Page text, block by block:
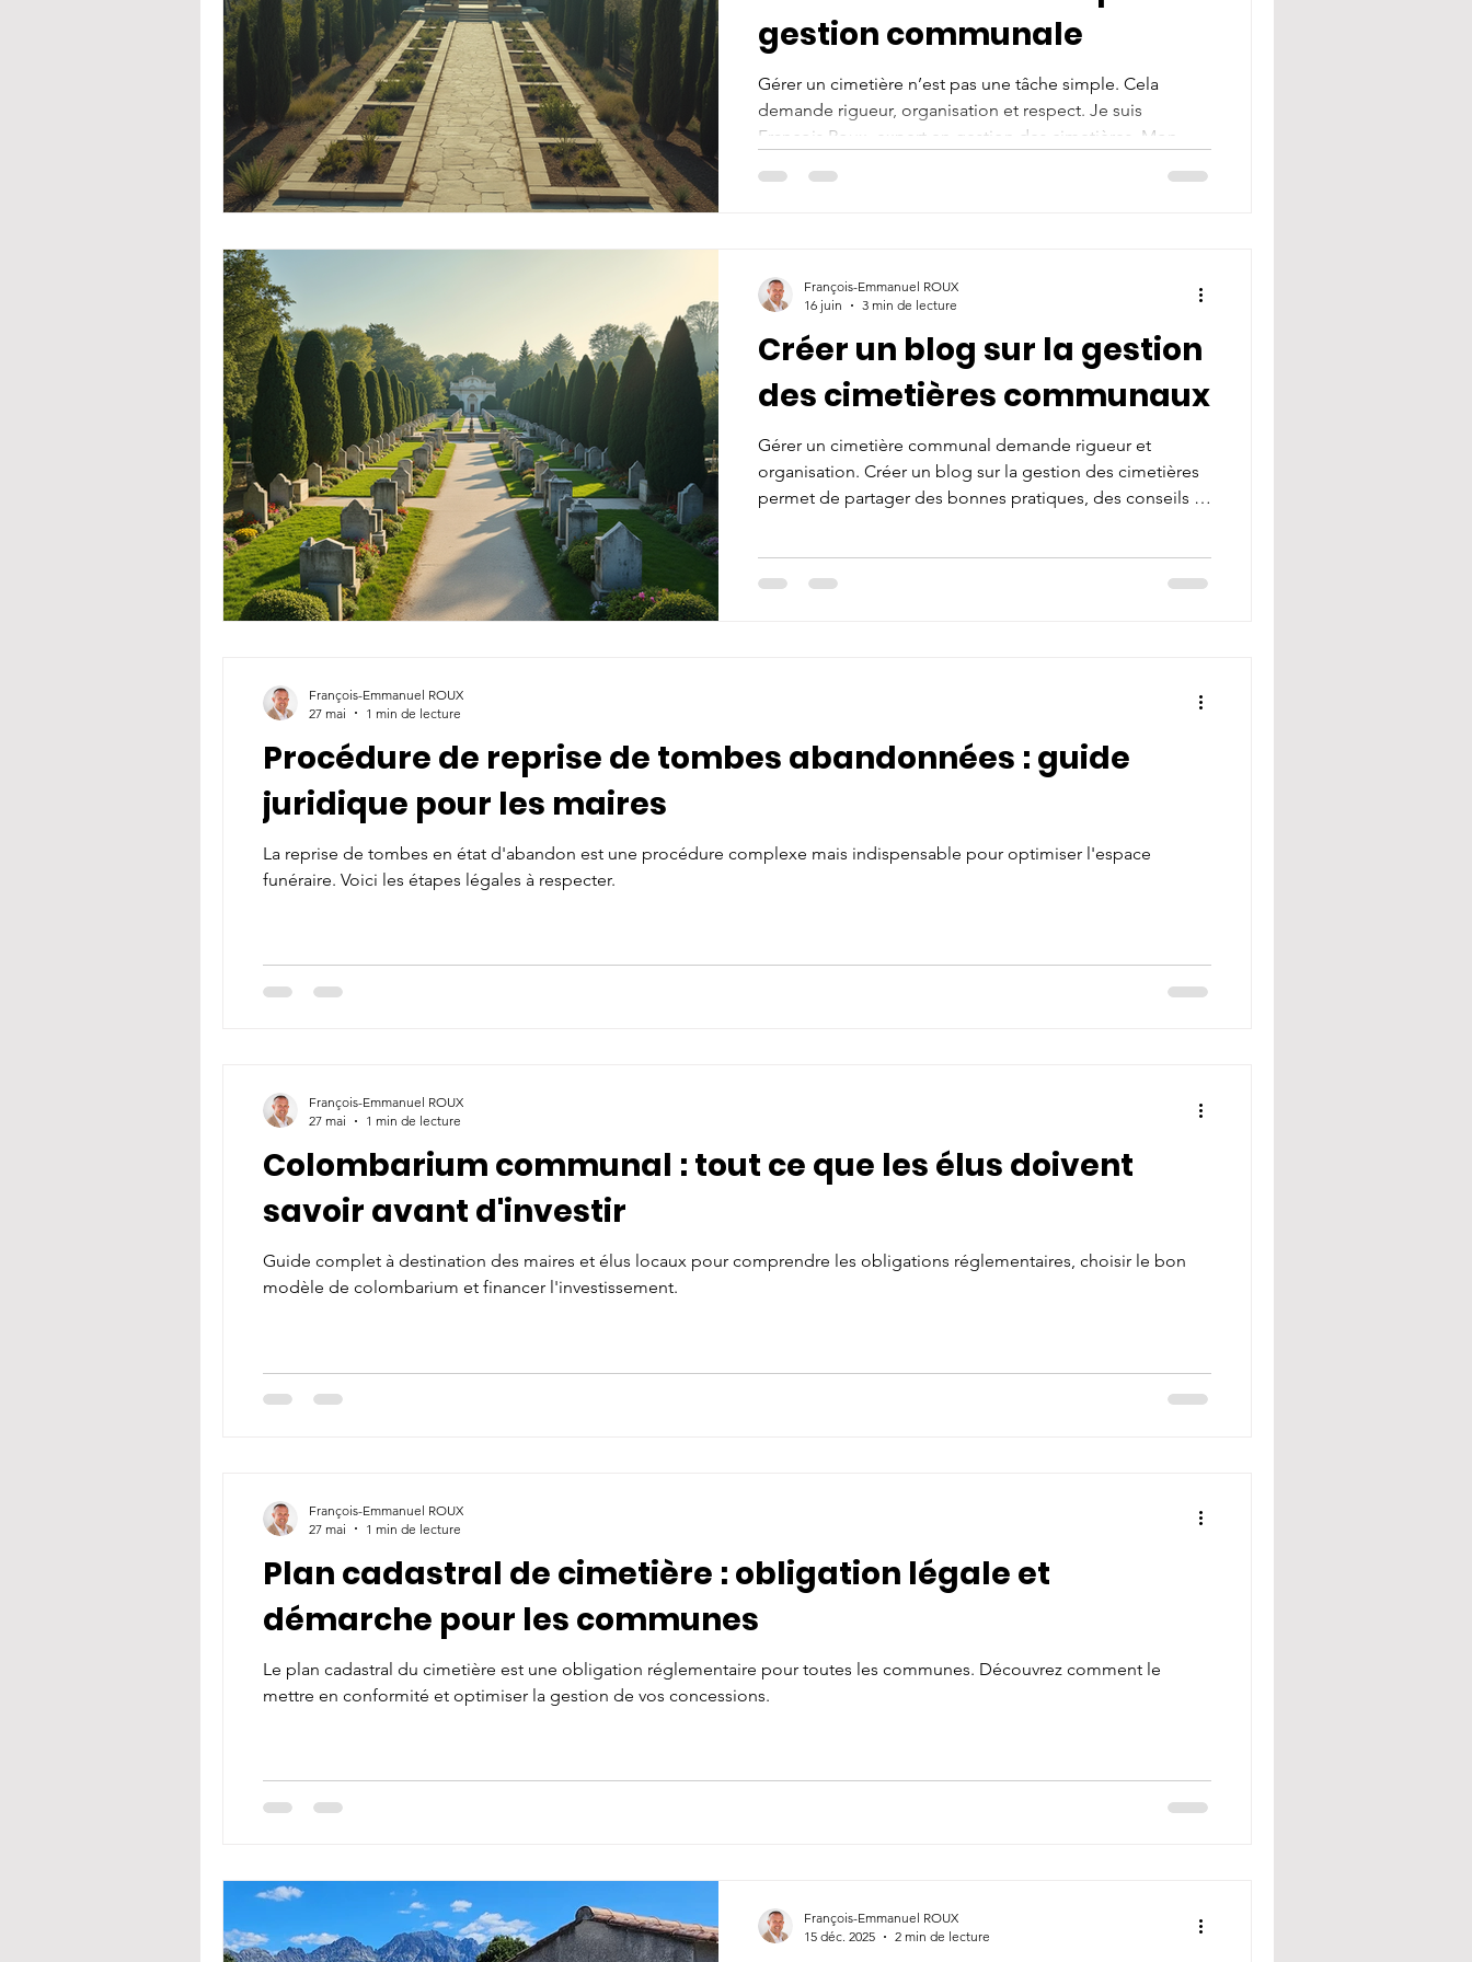
gestion communale
Gérer un cimetière n’est pas une tâche simple. Cela
demande rigueur, organisation et respect. Je suis
François Roux, expert en gestion des cimetières. Mon
optimiser la gestion de leurs espaces funéraires. Je vous
répondre à des exigences nouvelles : respect
Créer un blog sur la gestion
des cimetières communaux
Gérer un cimetière communal demande rigueur et
organisation. Créer un blog sur la gestion des cimetières
permet de partager des bonnes pratiques, des conseils et
gestionnaires. Il facilite la communication, la formation et
François-Emmanuel ROUX
16 juin
3 min de lecture
Procédure de reprise de tombes abandonnées : guide
juridique pour les maires
La reprise de tombes en état d'abandon est une procédure complexe mais indispensable pour optimiser l'espace
funéraire. Voici les étapes légales à respecter.
François-Emmanuel ROUX
27 mai
1 min de lecture
Colombarium communal : tout ce que les élus doivent
savoir avant d'investir
Guide complet à destination des maires et élus locaux pour comprendre les obligations réglementaires, choisir le bon
modèle de colombarium et financer l'investissement.
François-Emmanuel ROUX
27 mai
1 min de lecture
Plan cadastral de cimetière : obligation légale et
démarche pour les communes
Le plan cadastral du cimetière est une obligation réglementaire pour toutes les communes. Découvrez comment le
mettre en conformité et optimiser la gestion de vos concessions.
François-Emmanuel ROUX
27 mai
1 min de lecture
François-Emmanuel ROUX
15 déc. 2025
2 min de lecture